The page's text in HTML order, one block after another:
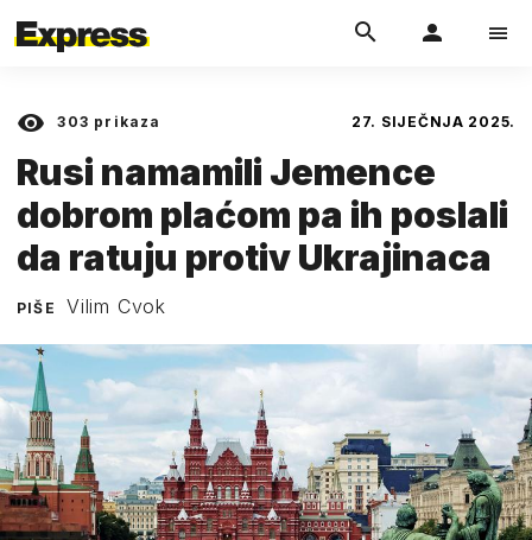
303 prikaza 27. SIJEČNJA 2025.
Rusi namamili Jemence
dobrom plaćom pa ih poslali
da ratuju protiv Ukrajinaca
PIŠE Vilim Cvok